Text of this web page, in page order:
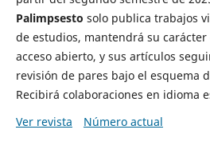
Palimpsesto solo publica trabajos
de estudios, mantendrá su
acceso abierto, y sus artículos
revisión de pares bajo el esquema
Recibirá colaboraciones en idioma
Ver revista
Número actual